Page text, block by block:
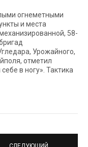
огнеметными
и места
58-
Урожайного,
отметил
в ногу». Тактика